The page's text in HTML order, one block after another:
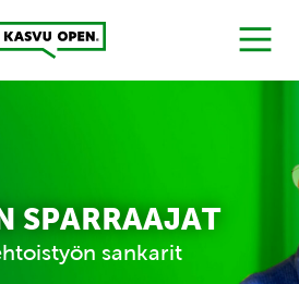
MENU
SPARRAAJAT
sankarit